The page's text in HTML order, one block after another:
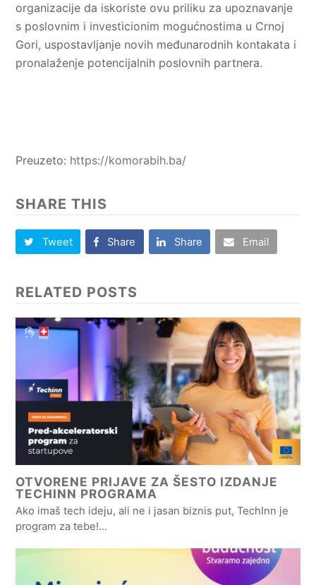
organizacije da iskoriste ovu priliku za upoznavanje
s poslovnim i investicionim mogućnostima u Crnoj
Gori, uspostavljanje novih međunarodnih kontakata i
pronalaženje potencijalnih poslovnih partnera.
Preuzeto: https://komorabih.ba/
SHARE THIS
Tweet Share Share Email
RELATED POSTS
OTVORENE PRIJAVE ZA ŠESTO IZDANJE
TECHINN PROGRAMA
Ako imaš tech ideju, ali ne i jasan biznis put, TechInn je
program za tebe!…